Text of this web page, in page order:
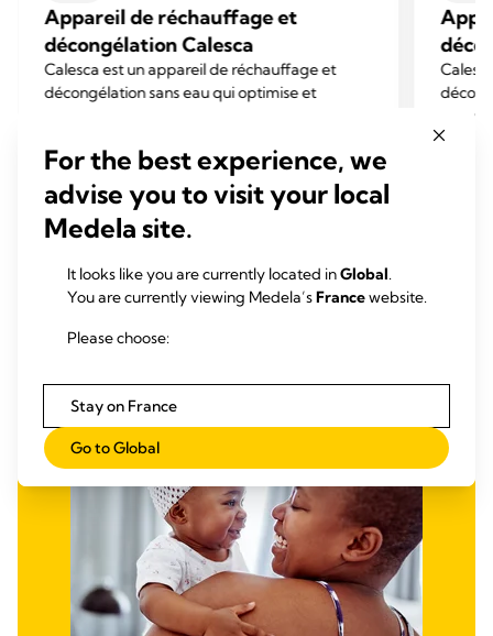
Appareil de réchauffage et
décongélation Calesca
Calesca est un appareil de réchauffage et
décongélation sans eau qui optimise et
0.0
sur
5
étoiles.
En savoir plus
For the best experience, we
advise you to visit your local
Medela site.
It looks like you are currently located inGlobal.
You are currently viewing Medela’sFrancewebsite.
Please choose:
Stay on France
Go to Global